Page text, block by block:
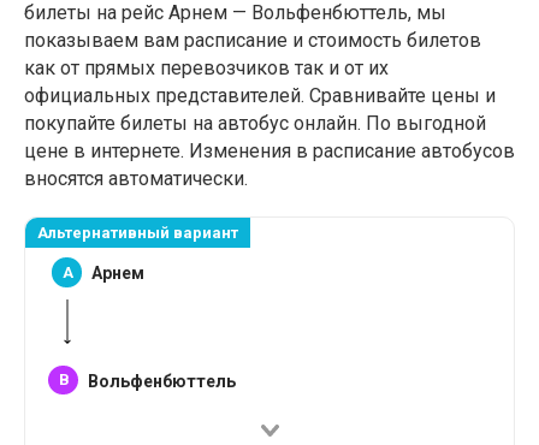
билеты на рейс Арнем — Вольфенбюттель, мы
показываем вам расписание и стоимость билетов
как от прямых перевозчиков так и от их
официальных представителей. Сравнивайте цены и
покупайте билеты на автобус онлайн. По выгодной
цене в интернете. Изменения в расписание автобусов
вносятся автоматически.
Альтернативный вариант
A Арнем
B Вольфенбюттель